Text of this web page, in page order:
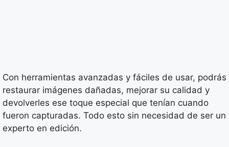
Con herramientas avanzadas y fáciles de usar, podrás
restaurar imágenes dañadas, mejorar su calidad y
devolverles ese toque especial que tenían cuando
fueron capturadas. Todo esto sin necesidad de ser un
experto en edición.